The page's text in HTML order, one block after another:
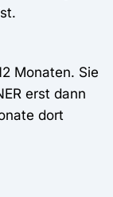
Monaten. Sie
erst dann
dort